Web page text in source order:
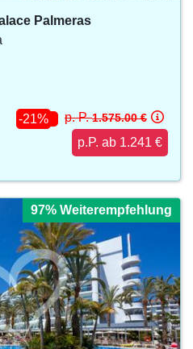
Palmeras
-21%
p. P.1.575.00 €
p.P. ab 1.241 €
97% Weiterempfehlung
97% Weiterempfehlung
97% Weiterempfehlung
97% Weiterempfehlung
97% Weiterempfehlung